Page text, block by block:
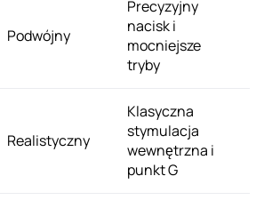
Podwójny
Precyzyjny
nacisk i
mocniejsze
tryby
Realistyczny
Klasyczna
stymulacja
wewnętrzna i
punkt G